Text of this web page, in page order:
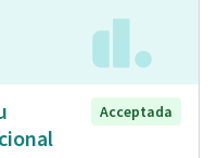
Acceptada